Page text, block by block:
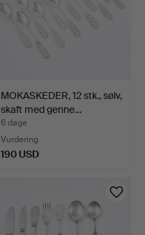
MOKASKEDER, 12 stk., sølv,
skaft med genne…
6 dage
Vurdering
190 USD